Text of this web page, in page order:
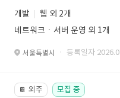
개발
웹 외 2개
네트워크ㆍ서버 운영 외 1개
서울특별시 · 등록일자
📔 외주 모집 중